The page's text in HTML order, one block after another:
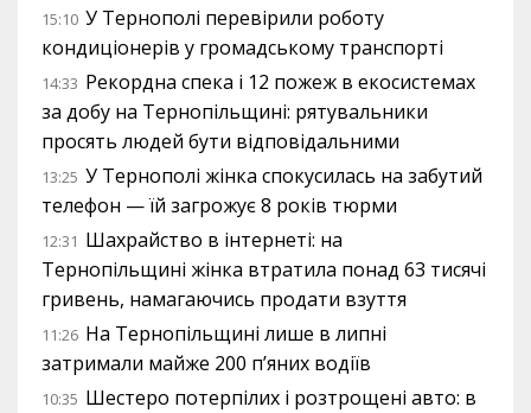
15:10 У Тернополі перевірили роботу
кондиціонерів у громадському транспорті
14:33 Рекордна спека і 12 пожеж в екосистемах
за добу на Тернопільщині: рятувальники
просять людей бути відповідальними
13:25 У Тернополі жінка спокусилась на забутий
телефон — їй загрожує 8 років тюрми
12:31 Шахрайство в інтернеті: на
Тернопільщині жінка втратила понад 63 тисячі
гривень, намагаючись продати взуття
11:26 На Тернопільщині лише в липні
затримали майже 200 п’яних водіїв
10:35 Шестеро потерпілих і розтрощені авто: в